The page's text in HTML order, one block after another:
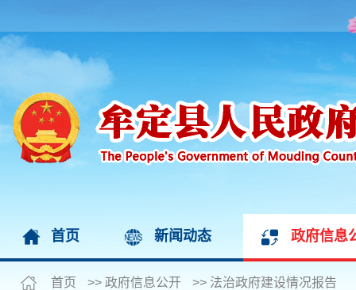
首页 新闻动态 政府信息
首页 >> 政府信息公开 >> 法治政府建设情况报告